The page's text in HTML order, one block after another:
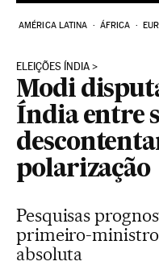
AMÉRICA LATINA ÁFRICA
ELEIÇÕES ÍNDIA
Modi
Índia entre
polarização
Pesquisas
primeiro-
absoluta